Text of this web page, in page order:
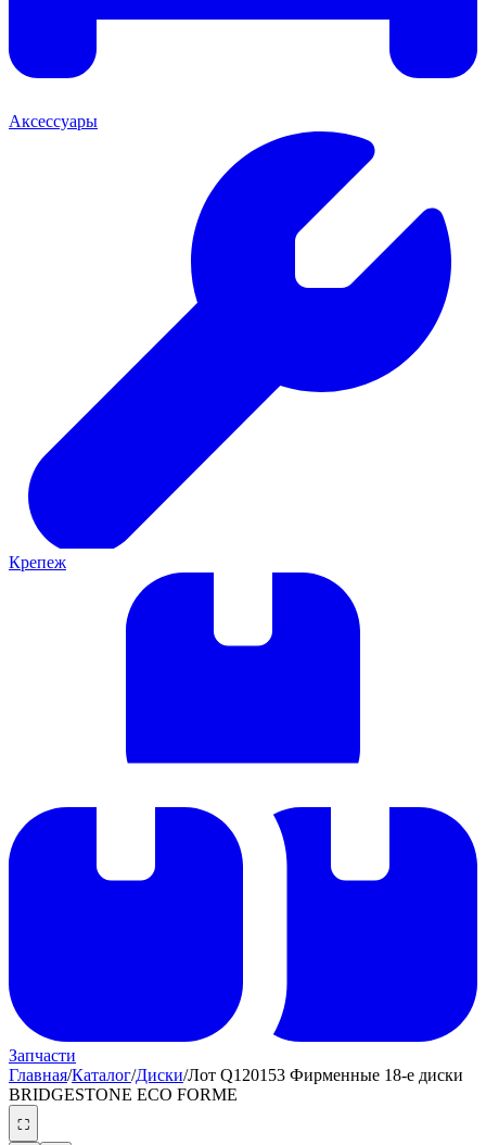
Аксессуары
Крепеж
Запчасти
Главная/Каталог/Диски/Лот Q120153 Фирменные 18-е диски
BRIDGESTONE ECO FORME
⛶